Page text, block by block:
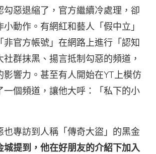
勾惡退縮了，官方繼續冷處理，卻
動作。有網紅和藝人「假中立」
非官方帳號」在網路上進行「認知
群抹黑、揚言抵制勾惡的頻道，
影響力。甚至有人開始在YT上模仿
一個頻道，讓他大呼：「私下的小
也專訪到人稱「傳奇大盜」的黑金
城提到，他在好朋友的介紹下加入